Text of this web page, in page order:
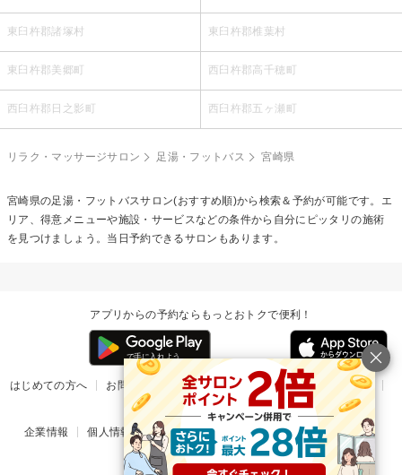
東臼杵郡諸塚村 東臼杵郡椎葉村
東臼杵郡美郷町 西臼杵郡高千穂町
西臼杵郡日之影町 西臼杵郡五ヶ瀬町
リラク・マッサージサロン 足湯・フットバス 宮崎県
宮崎県の足湯・フットバスサロン(おすすめ順)から検索＆予約が可能です。エ
リア、得意メニューや施設・サービスなどの条件から自分にピッタリの施術
を見つけましょう。当日予約できるサロンもあります。
アプリからの予約ならもっとおトクで便利！
はじめての方へ お問い合わせ ヘルプ リリース情報
利用規約
掲載ご希望のサロン様
企業情報 個人情報保護方針 楽天のサービス一覧 アプリ一覧
© Rakuten Group, Inc.